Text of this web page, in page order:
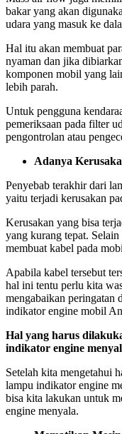
bakar yang akan
udara yang masuk ke
Hal itu akan membuat
nyaman dan jika
komponen mobil yang
lebih parah.
Untuk pengguna
pemeriksaan pada filter
pengontrolan atau
Adanya
Penyebab terakhir dari
yaitu terjadi kerusakan
Kerusakan yang bisa
yang kurang tepat.
membuat kabel pada
Apabila kabel tersebut
hal ini tentu perlu kita
mengabaikan peringatan
indikator engine mobil
Hal yang harus
indikator engine
Setelah kita mengetahui
lampu indikator engine
bisa kita lakukan untuk
engine menyala.